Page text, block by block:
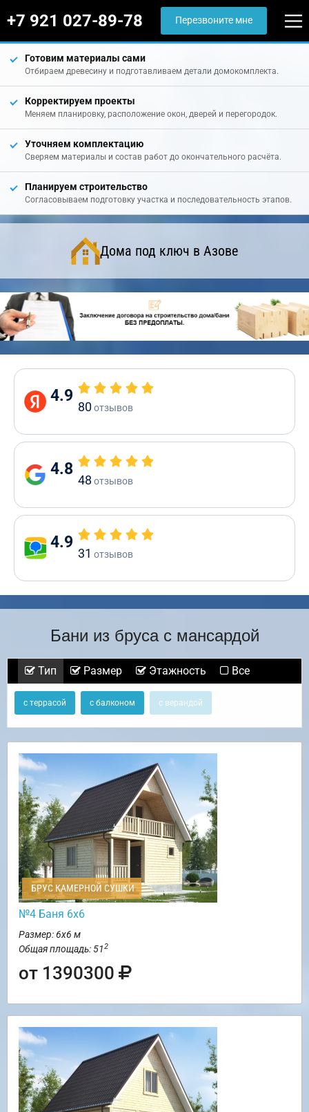
+7 921 027-89-78 Перезвоните мне
Готовим материалы сами
Отбираем древесину и подготавливаем детали домокомплекта.
Корректируем проекты
Меняем планировку, расположение окон, дверей и перегородок.
Уточняем комплектацию
Сверяем материалы и состав работ до окончательного расчёта.
Планируем строительство
Согласовываем подготовку участка и последовательность этапов.
Дома под ключ в Азове
4.9
80отзывов
4.8
48 отзывов
4.9
31 отзывов
Бани из бруса с мансардой
Тип Размер Этажность Все
с террасой с балконом с верандой
БРУС КАМЕРНОЙ СУШКИ
№4 Баня 6х6
Размер: 6х6 м
Общая площадь: 512
от 1390300